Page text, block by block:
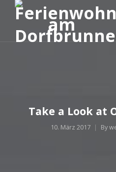
Take a Look at
10. März 2017 By